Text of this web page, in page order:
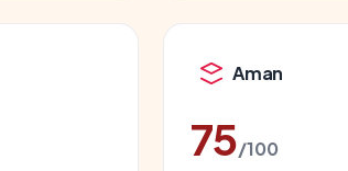
Aman
75/100